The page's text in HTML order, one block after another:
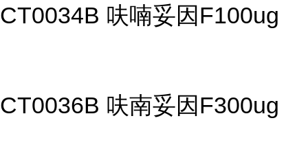
CT0034B 呋喃妥因F100ug
CT0036B 呋南妥因F300ug